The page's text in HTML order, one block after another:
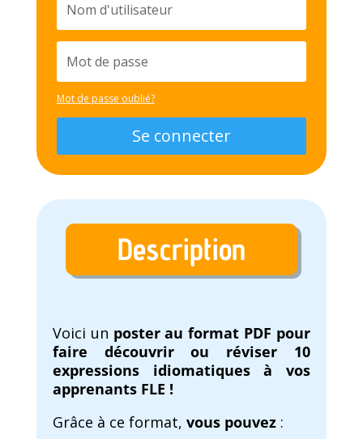
Mot de passe oublié?
Se connecter
Description
Voici un poster au format PDF pour
faire découvrir ou réviser 10
expressions idiomatiques à vos
apprenants FLE !
Grâce à ce format, vous pouvez: